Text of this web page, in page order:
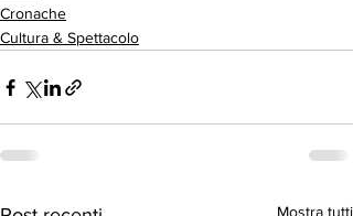
Cronache
Cultura & Spettacolo
Mostra tutti